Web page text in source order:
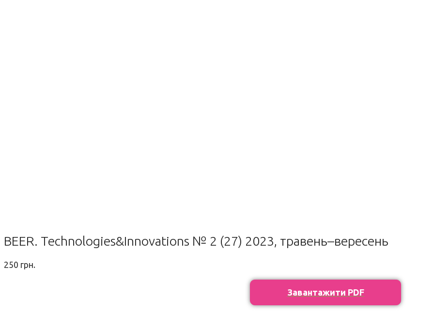
BEER. Technologies&Innovations № 2 (27) 2023, травень–вересень
250 грн.
Завантажити PDF